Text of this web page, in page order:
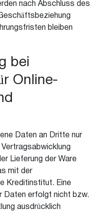
nach Abschluss des
bleiben
bei
Online-
Daten an Dritte nur
Lieferung der Ware
mit der
Kreditinstitut. Eine
Daten erfolgt nicht bzw.
ausdrücklich